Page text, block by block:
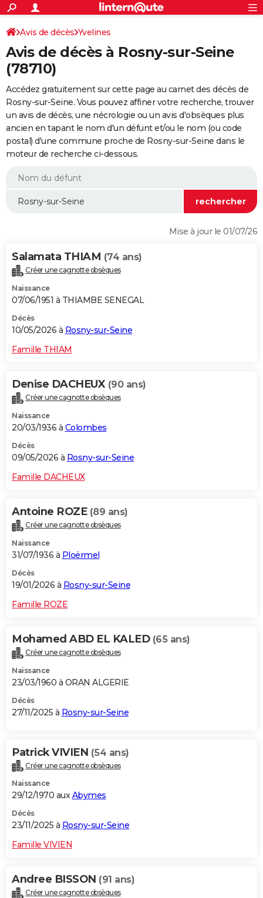
ACTUALITÉS
Politique
Société
Faits Divers
Education
Monde
Villes
+
SPORT
Coupe du monde 2026
Football
Tennis
Cyclisme
Rugby
Forum
FINANCE
Retraite
Impôts
Epargne
Immobilier
Risques naturels par ville
Banque
Assurance
Crédit
AUTO
Essais
Réserver un essai
Citadines
Berlines
SUV
Forum auto
+
HIGH-TECH
Mobiles
Meilleur smartphone
Internet
Ordinateurs
Jeux vidéo
Guide high-tech
+BRICOLAGE
Forum
Aménagement intérieur
Extérieur
Cuisine
Salle de bains
Jardinage
Rangement
WEEK-END
Guides de France
Escapades
Patrimoine
Expositions
Musées
Week-end nature
LIFESTYLE
Alimentation
Guide de la santé
Maladies
Médicaments
Sommeil
VOYAGE
Destinations
City break
Voyage nature
Voyage de noces
Forum
Climat
+PHOTO
GUIDES D'ACHAT
BONS PLANS
CARTE DE VOEUX
Dictionnaire
Biographies
Citations
Expressions
Proverbes
PROGRAMME TV
COPAINS D'AVANT
S'inscrire
Se connecter
Lycées
Collèges
Primaires
Universités
Entreprises
Service militaire
Avis de recherche
AVIS DE DÉCÈS
Avis de décès Yvelines
Avis de décès à Rosny-sur-Seine
(78710)
Accédez gratuitement sur cette page au carnet des décès de
Rosny-sur-Seine. Vous pouvez affiner votre recherche, trouver
un avis de décès, une nécrologie ou un avis d'obsèques plus
ancien en tapant le nom d'un défunt et/ou le nom (ou code
postal) d'une commune proche de Rosny-sur-Seine dans le
moteur de recherche ci-dessous.
Mise à jour le 01/07/26
Salamata THIAM (74 ans)
Créer une cagnotte obsèques
Naissance
07/06/1951 à THIAMBE SENEGAL
Décès
10/05/2026 à Rosny-sur-Seine
Famille THIAM
Denise DACHEUX (90 ans)
Créer une cagnotte obsèques
Naissance
20/03/1936 à Colombes
Décès
09/05/2026 à Rosny-sur-Seine
Famille DACHEUX
Antoine ROZE (89 ans)
Créer une cagnotte obsèques
Naissance
31/07/1936 à Ploërmel
Décès
19/01/2026 à Rosny-sur-Seine
Famille ROZE
Mohamed ABD EL KALED (65 ans)
Créer une cagnotte obsèques
Naissance
23/03/1960 à ORAN ALGERIE
Décès
27/11/2025 à Rosny-sur-Seine
Patrick VIVIEN (54 ans)
Créer une cagnotte obsèques
Naissance
29/12/1970 auxAbymes
Décès
23/11/2025 à Rosny-sur-Seine
Famille VIVIEN
Andree BISSON (91 ans)
Créer une cagnotte obsèques